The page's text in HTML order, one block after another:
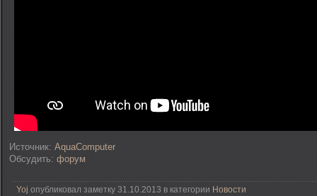
Источник: AquaComputer
Обсудить: форум
Yoj опубликовал заметку 31.10.2013 в категории Новости